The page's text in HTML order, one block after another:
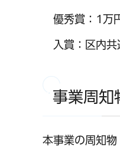
優秀賞：1万
入賞：区内共
事業周知
本事業の周知物